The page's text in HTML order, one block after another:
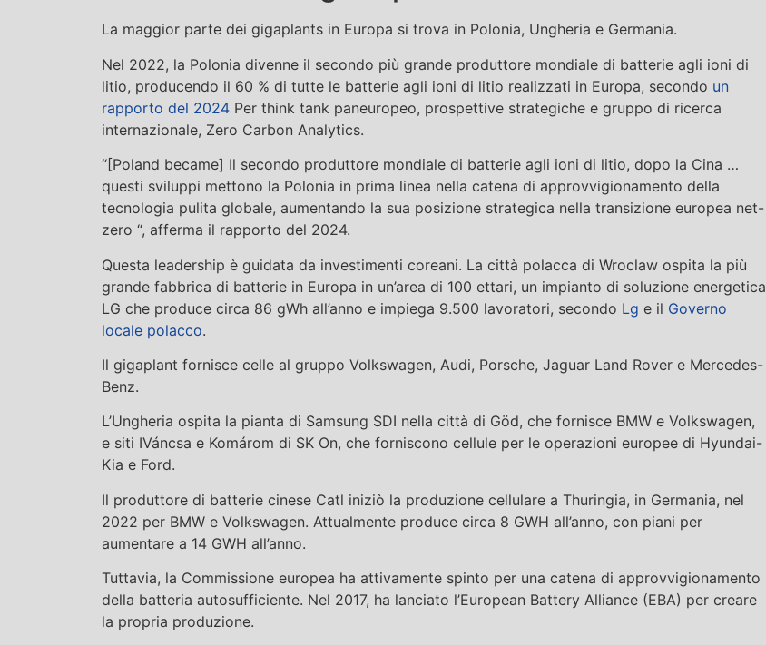
La maggior parte dei gigaplants in Europa si trova in Polonia, Ungheria e Germania.
Nel 2022, la Polonia divenne il secondo più grande produttore mondiale di batterie agli ioni di
litio, producendo il 60 % di tutte le batterie agli ioni di litio realizzati in Europa, secondo un
rapporto del 2024 Per think tank paneuropeo, prospettive strategiche e gruppo di ricerca
internazionale, Zero Carbon Analytics.
“[Poland became] Il secondo produttore mondiale di batterie agli ioni di litio, dopo la Cina …
questi sviluppi mettono la Polonia in prima linea nella catena di approvvigionamento della
tecnologia pulita globale, aumentando la sua posizione strategica nella transizione europea net-
zero “, afferma il rapporto del 2024.
Questa leadership è guidata da investimenti coreani. La città polacca di Wroclaw ospita la più
grande fabbrica di batterie in Europa in un’area di 100 ettari, un impianto di soluzione energetica
LG che produce circa 86 gWh all’anno e impiega 9.500 lavoratori, secondo Lg e il Governo
locale polacco.
Il gigaplant fornisce celle al gruppo Volkswagen, Audi, Porsche, Jaguar Land Rover e Mercedes-
Benz.
L’Ungheria ospita la pianta di Samsung SDI nella città di Göd, che fornisce BMW e Volkswagen,
e siti IVáncsa e Komárom di SK On, che forniscono cellule per le operazioni europee di Hyundai-
Kia e Ford.
Il produttore di batterie cinese Catl iniziò la produzione cellulare a Thuringia, in Germania, nel
2022 per BMW e Volkswagen. Attualmente produce circa 8 GWH all’anno, con piani per
aumentare a 14 GWH all’anno.
Tuttavia, la Commissione europea ha attivamente spinto per una catena di approvvigionamento
della batteria autosufficiente. Nel 2017, ha lanciato l’European Battery Alliance (EBA) per creare
la propria produzione.